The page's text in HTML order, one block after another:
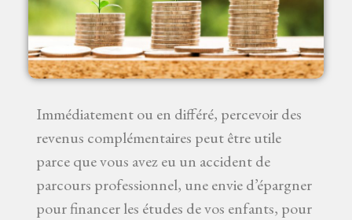
Immédiatement ou en différé, percevoir des
revenus complémentaires peut être utile
parce que vous avez eu un accident de
parcours professionnel, une envie d’épargner
pour financer les études de vos enfants, pour